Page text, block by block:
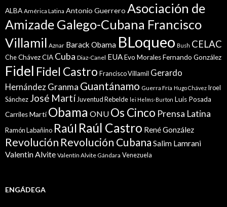
ALBA América Latina Antonio Guerrero Asociación de
Amizade Galego-Cubana Francisco
Villamil Aznar Barack Obama BLoqueo Bush CELAC
CheChávezCIA Cuba Diaz-Canel EUAEvo MoralesFernando González
Fidel Fidel Castro Francisco Villamil Gerardo
Hernández Granma Guantánamo Guerra Fría Hugo Chávez Iroel
Sánchez José Martí Juventud Rebelde lei Helms-Burton Luis Posada
CarrilesMartí Obama ONU Os Cinco Prensa Latina
Ramón Labañino Raúl Raúl Castro René González
Revolución Revolución Cubana Salim Lamrani
Valentin Alvite Valentín Alvite Gándara Venezuela
ENGÁDEGA